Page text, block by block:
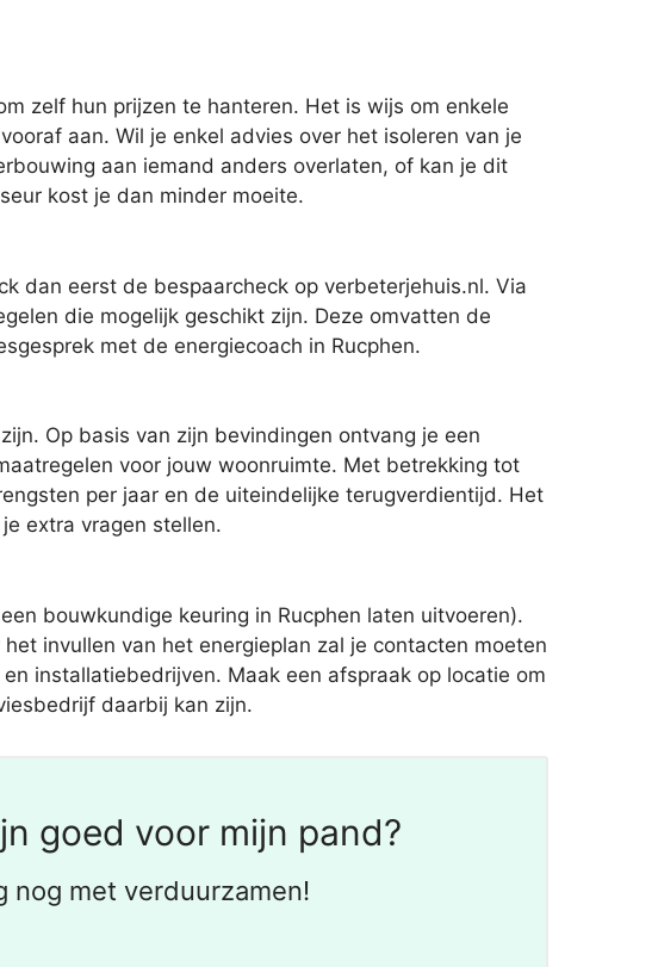
zelf hun prijzen te hanteren. Het is wijs om enkele
aan. Wil je enkel advies over het isoleren van je
aan iemand anders overlaten, of kan je dit
kost je dan minder moeite.
dan eerst de bespaarcheck op verbeterjehuis.nl. Via
die mogelijk geschikt zijn. Deze omvatten de
met de energiecoach in Rucphen.
Op basis van zijn bevindingen ontvang je een
voor jouw woonruimte. Met betrekking tot
per jaar en de uiteindelijke terugverdientijd. Het
extra vragen stellen.
bouwkundige keuring in Rucphen laten uitvoeren).
invullen van het energieplan zal je contacten moeten
installatiebedrijven. Maak een afspraak op locatie om
daarbij kan zijn.
goed voor mijn pand?
nog met verduurzamen!